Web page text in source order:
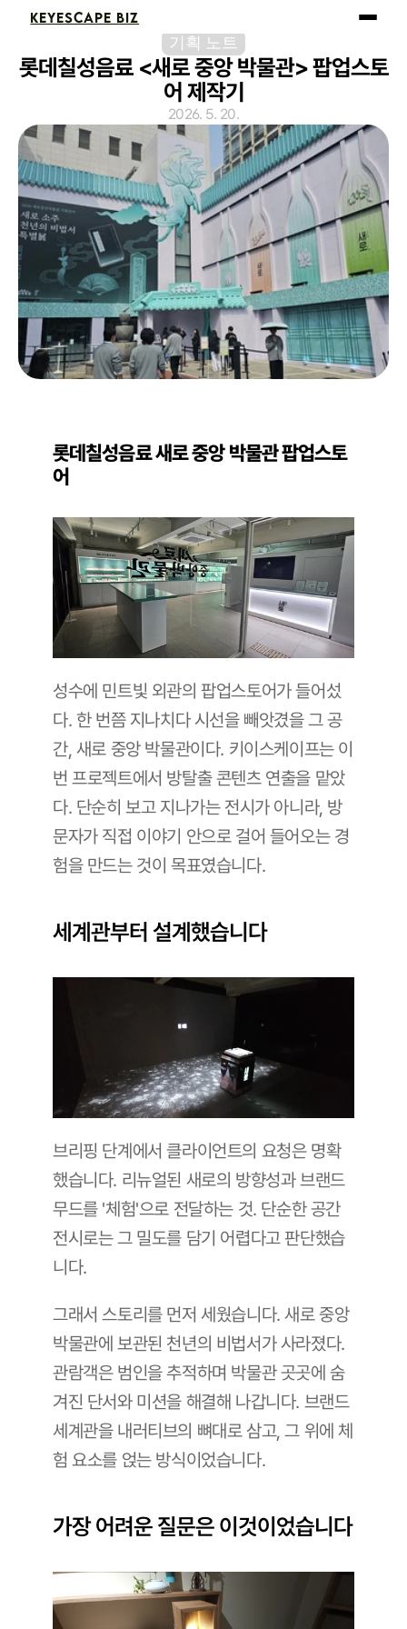
KEYESCAPE BIZ
기획 노트
롯데칠성음료 <새로 중앙 박물관> 팝업스토
어 제작기
2026. 5. 20.
롯데칠성음료 새로 중앙 박물관 팝업스토
어
성수에 민트빛 외관의 팝업스토어가 들어섰
다. 한 번쯤 지나치다 시선을 빼앗겼을 그 공
간, 새로 중앙 박물관이다. 키이스케이프는 이
번 프로젝트에서 방탈출 콘텐츠 연출을 맡았
다. 단순히 보고 지나가는 전시가 아니라, 방
문자가 직접 이야기 안으로 걸어 들어오는 경
험을 만드는 것이 목표였습니다.
세계관부터 설계했습니다
브리핑 단계에서 클라이언트의 요청은 명확
했습니다. 리뉴얼된 새로의 방향성과 브랜드
무드를 '체험'으로 전달하는 것. 단순한 공간
전시로는 그 밀도를 담기 어렵다고 판단했습
니다.
그래서 스토리를 먼저 세웠습니다. 새로 중앙
박물관에 보관된 천년의 비법서가 사라졌다.
관람객은 범인을 추적하며 박물관 곳곳에 숨
겨진 단서와 미션을 해결해 나갑니다. 브랜드
세계관을 내러티브의 뼈대로 삼고, 그 위에 체
험 요소를 얹는 방식이었습니다.
가장 어려운 질문은 이것이었습니다